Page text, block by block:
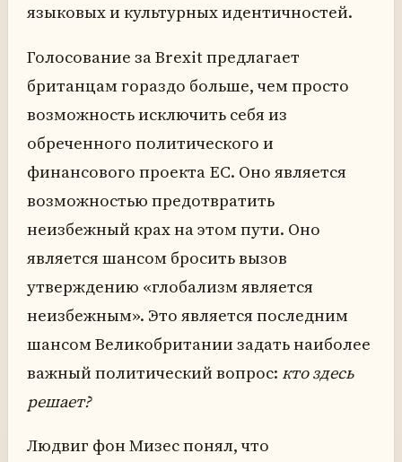
языковых и культурных идентичностей.
Голосование за Brexit предлагает
британцам гораздо больше, чем просто
возможность исключить себя из
обреченного политического и
финансового проекта ЕС. Оно является
возможностью предотвратить
неизбежный крах на этом пути. Оно
является шансом бросить вызов
утверждению «глобализм является
неизбежным». Это является последним
шансом Великобритании задать наиболее
важный политический вопрос: кто здесь
решает?
Людвиг фон Мизес понял, что